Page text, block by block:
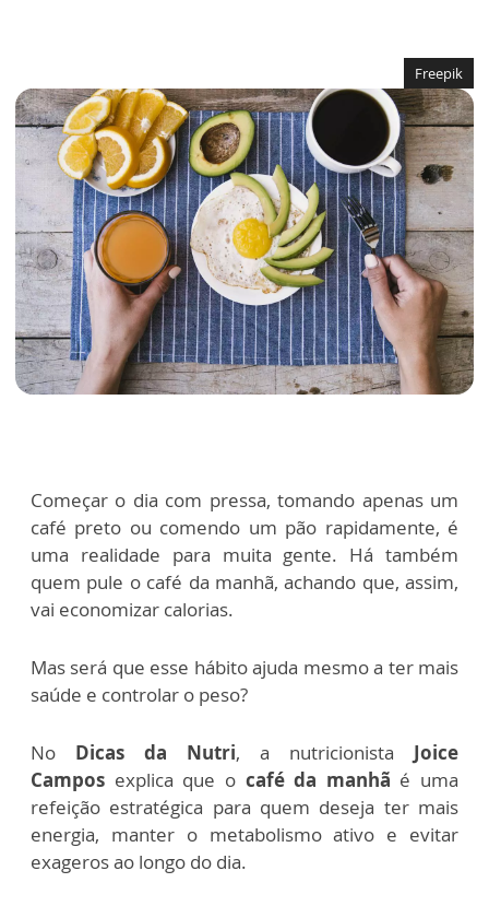
Freepik
Começar o dia com pressa, tomando apenas um
café preto ou comendo um pão rapidamente, é
uma realidade para muita gente. Há também
quem pule o café da manhã, achando que, assim,
vai economizar calorias.
Mas será que esse hábito ajuda mesmo a ter mais
saúde e controlar o peso?
No Dicas da Nutri, a nutricionista Joice
Campos explica que o café da manhã é uma
refeição estratégica para quem deseja ter mais
energia, manter o metabolismo ativo e evitar
exageros ao longo do dia.